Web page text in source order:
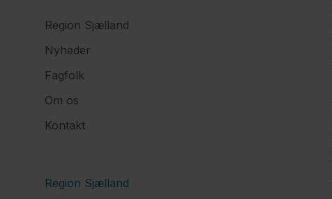
Region Sjælland
Nyheder
Fagfolk
Om os
Kontakt
Region Sjælland